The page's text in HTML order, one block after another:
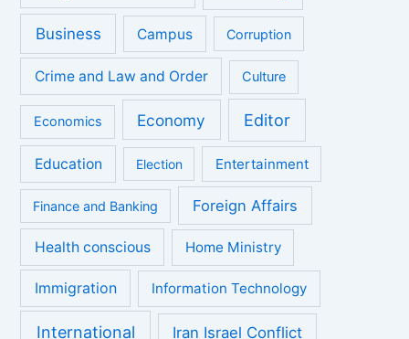
Business Campus Corruption
Crime and Law and Order Culture
Economics Economy Editor
Education Election Entertainment
Finance and Banking Foreign Affairs
Health conscious Home Ministry
Immigration Information Technology
International Iran Israel Conflict